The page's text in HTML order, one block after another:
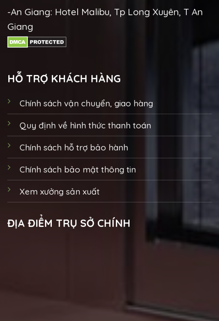
-An Giang: Hotel Malibu, Tp Long Xuyên, T An
Giang
HỖ TRỢ KHÁCH HÀNG
Chính sách vận chuyển, giao hàng
Quy định về hình thức thanh toán
Chính sách hỗ trợ bảo hành
Chính sách bảo mật thông tin
Xem xưởng sản xuất
ĐỊA ĐIỂM TRỤ SỞ CHÍNH